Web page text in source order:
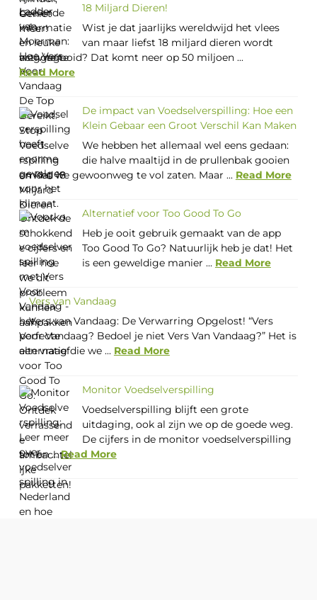
18 Miljard Dieren!
Wist je dat jaarlijks wereldwijd het vlees
van maar liefst 18 miljard dieren wordt
weggegooid? Dat komt neer op 50 miljoen ...
Read More
De impact van Voedselverspilling: Hoe een
Klein Gebaar een Groot Verschil Kan Maken
We hebben het allemaal wel eens gedaan:
die halve maaltijd in de prullenbak gooien
omdat we gewoonweg te vol zaten. Maar ... Read More
Alternatief voor Too Good To Go
Heb je ooit gebruik gemaakt van de app
Too Good To Go? Natuurlijk heb je dat! Het
is een geweldige manier ... Read More
Vers van Vandaag
Vers van Vandaag: De Verwarring Opgelost! “Vers
Voor Vandaag? Bedoel je niet Vers Van Vandaag?” Het is
een vraag die we ... Read More
Monitor Voedselverspilling
Voedselverspilling blijft een grote
uitdaging, ook al zijn we op de goede weg.
De cijfers in de monitor voedselverspilling
tot en ...Read More